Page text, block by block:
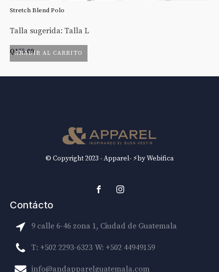
AÑADIR AL CARRITO
Stretch Blend Polo
Talla sugerida: Talla L
Q175.00
© Copyright 2023 - Apparel- ⚡by Webifica
Contácto
9 calle 6-46 zona 1, Ciudad de Guatemala
T: +502 2293-6323 W: +502 44949159
info@andapparelguatemala.com